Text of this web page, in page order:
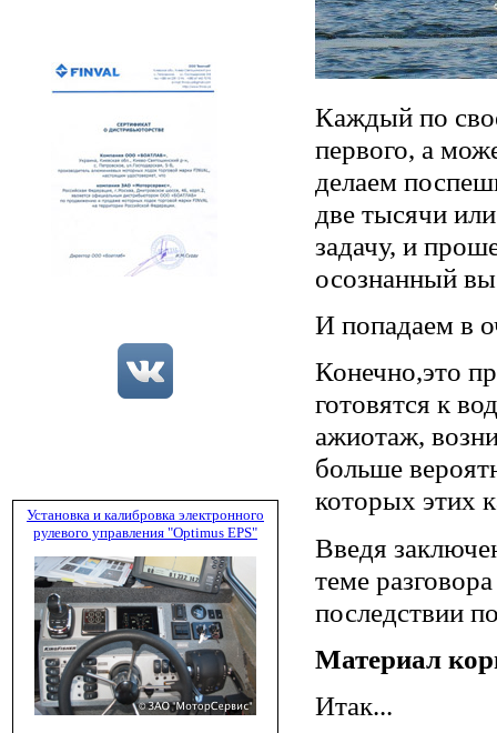
Установка и калибровка электронного
рулевого управления "Optimus EPS"
Каждый по
первого, а
делаем
две тысячи
задачу, и
осознанный
И попадаем в
Конечно,это
готовятся к
ажиотаж,
больше
которых этих
Введя
теме
последствии
Материал
Итак...